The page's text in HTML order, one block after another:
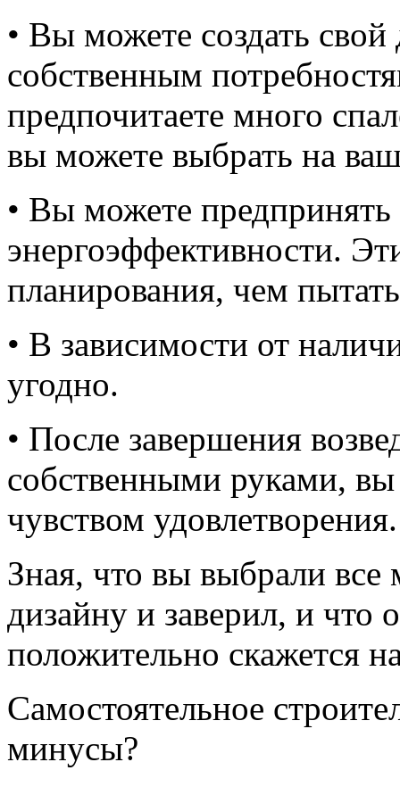
• Вы можете создать
собственным
предпочитаете много
вы можете выбрать на
• Вы можете
энергоэффективности.
планирования, чем
• В зависимости от
угодно.
• После завершения
собственными руками,
чувством удовлетворения.
Зная, что вы выбрали
дизайну и заверил, и что
положительно скажется
Самостоятельное
минусы?